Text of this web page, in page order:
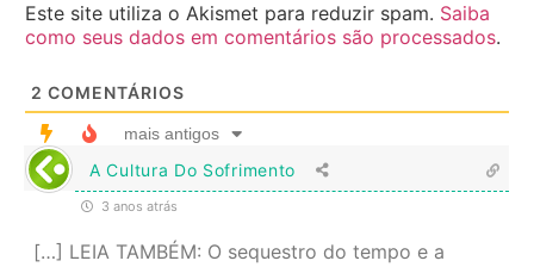
Este site utiliza o Akismet para reduzir spam. Saiba
como seus dados em comentários são processados.
2 COMENTÁRIOS
mais antigos
A Cultura Do Sofrimento
3 anos atrás
[…] LEIA TAMBÉM: O sequestro do tempo e a